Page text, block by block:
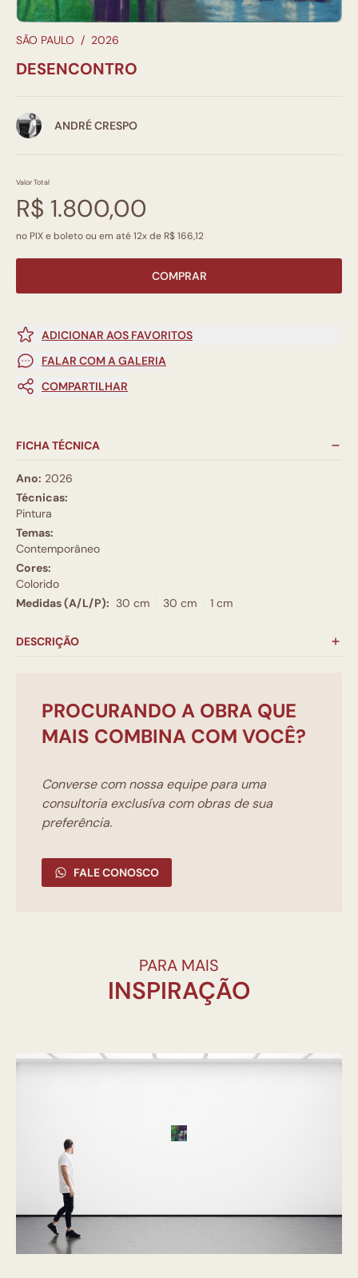
SÃO PAULO / 2026
DESENCONTRO
ANDRÉ CRESPO
Valor Total
R$ 1.800,00
no PIX e boleto ou em até 12x de R$ 166,12
COMPRAR
ADICIONAR AOS FAVORITOS
FALAR COM A GALERIA
COMPARTILHAR
FICHA TÉCNICA
Ano: 2026
Técnicas:
Pintura
Temas:
Contemporâneo
Cores:
Colorido
Medidas (A/L/P): 30 cm 30 cm 1 cm
DESCRIÇÃO
PROCURANDO A OBRA QUE
MAIS COMBINA COM VOCÊ?
Converse com nossa equipe para uma
consultoria exclusíva com obras de sua
preferência.
FALE CONOSCO
PARA MAIS
INSPIRAÇÃO